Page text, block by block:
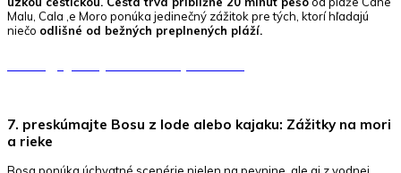
Malu, Cala ‚e Moro ponúka jedinečný zážitok pre tých, ktorí hľadajú
niečo odlišné od bežných preplnených pláží.
7. preskúmajte Bosu z lode alebo kajaku: Zážitky na mori
a rieke